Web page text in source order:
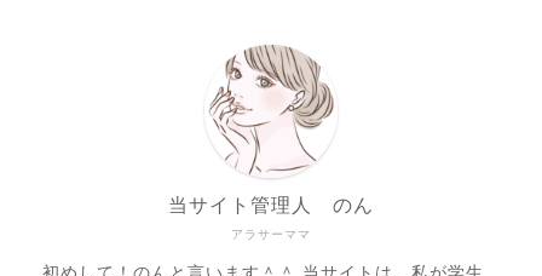
アラサーママ
当サイト管理人 のん